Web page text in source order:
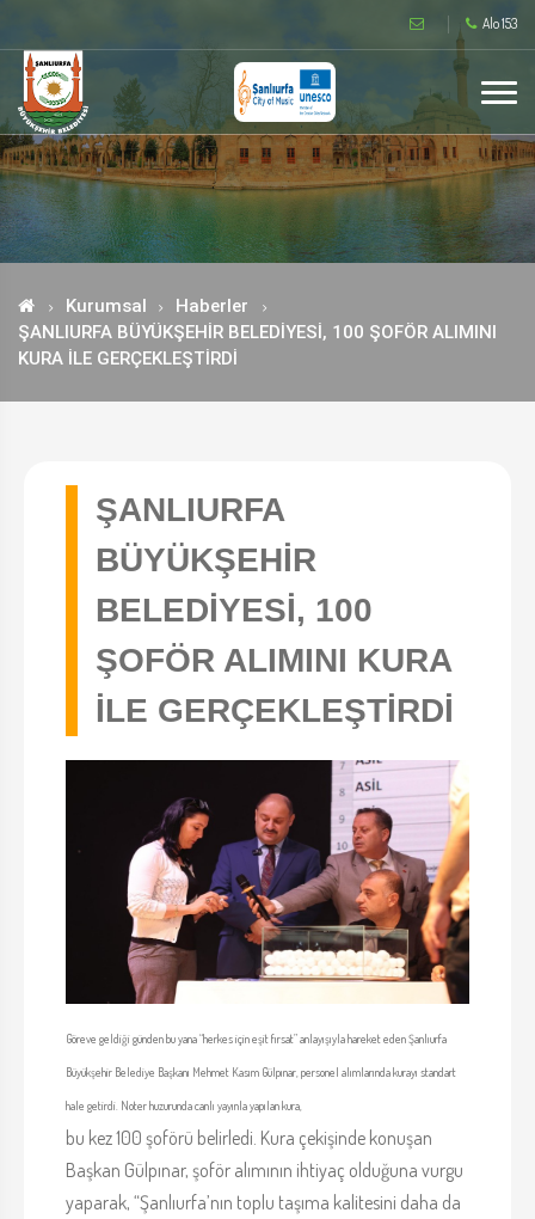
Alo 153
Kurumsal
Haberler
ŞANLIURFA BÜYÜKŞEHİR BELEDİYESİ, 100 ŞOFÖR ALIMINI
KURA İLE GERÇEKLEŞTİRDİ
ŞANLIURFA
BÜYÜKŞEHİR
BELEDİYESİ, 100
ŞOFÖR ALIMINI KURA
İLE GERÇEKLEŞTİRDİ
Göreve geldiği günden bu yana “herkes için eşit fırsat” anlayışıyla hareket eden Şanlıurfa
Büyükşehir Belediye Başkanı Mehmet Kasım Gülpınar, personel alımlarında kurayı standart
hale getirdi. Noter huzurunda canlı yayınla yapılan kura,
bu kez 100 şoförü belirledi. Kura çekişinde konuşan
Başkan Gülpınar, şoför alımının ihtiyaç olduğuna vurgu
yaparak, “Şanlıurfa’nın toplu taşıma kalitesini daha da